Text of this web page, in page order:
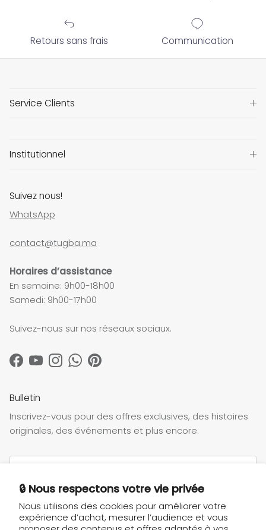
🔒 Nous respectons votre vie privée
Nous utilisons des cookies pour améliorer votre
expérience d’achat, mesurer l’audience et vous
Retours sans frais Communication
Service Clients
Institutionnel
Suivez nous!
WhatsApp
contact@tugba.ma
Horaires d’assistance
En semaine: 9h00-18h00
Samedi: 9h00-17h00
Suivez-nous sur nos réseaux sociaux.
Facebook
YouTubeInstagram
WhatsApp
Pinterest
Bulletin
Inscrivez-vous pour des offres exclusives, des histoires
originales, des événements et plus encore.
S’INSCRIRE